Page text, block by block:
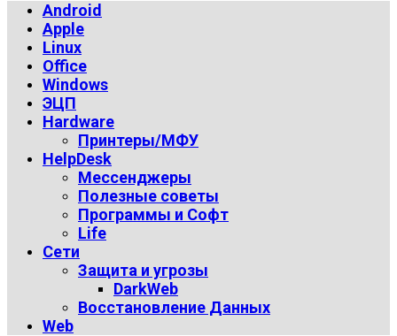
Android
Apple
Linux
Office
Windows
ЭЦП
Hardware
Принтеры/МФУ
HelpDesk
Мессенджеры
Полезные советы
Программы и Софт
Life
Сети
Защита и угрозы
DarkWeb
Восстановление Данных
Web